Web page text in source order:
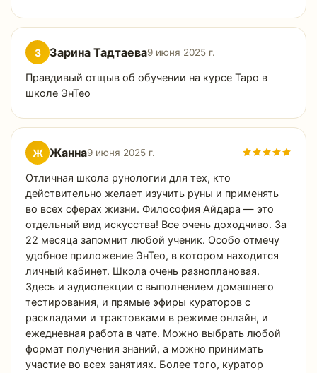
З Зарина Тадтаева9 июня 2025 г.
Правдивый отщыв об обучении на курсе Таро в
школе ЭнТео
Ж Жанна9 июня 2025 г.
Отличная школа рунологии для тех, кто
действительно желает изучить руны и применять
во всех сферах жизни. Философия Айдара — это
отдельный вид искусства! Все очень доходчиво. За
22 месяца запомнит любой ученик. Особо отмечу
удобное приложение ЭнТео, в котором находится
личный кабинет. Школа очень разноплановая.
Здесь и аудиолекции с выполнением домашнего
тестирования, и прямые эфиры кураторов с
раскладами и трактовками в режиме онлайн, и
ежедневная работа в чате. Можно выбрать любой
формат получения знаний, а можно принимать
участие во всех занятиях. Более того, куратор